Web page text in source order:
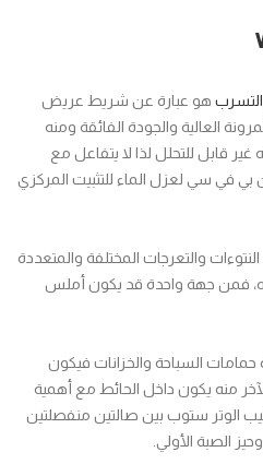
هو عبارة عن شريط عريض
العالية والجودة الفائقة ومنه
غير قابل للتحلل لذا لا يتفاعل مع
في سي لعزل الماء للتثبيت المركزي
والتعرجات المختلفة والمتعددة
فمن جهة واحدة قد يكون أملس
حمامات السباحة والخزانات فيكون
منه يكون داخل الحائط مع أهمية
الوتر ستوب بين صالتين منفصلتين
الصبة الأولي.